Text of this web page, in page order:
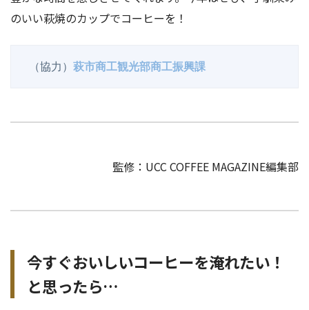
のいい萩焼のカップでコーヒーを！
（協力） 萩市商工観光部商工振興課
監修：UCC COFFEE MAGAZINE編集部
今すぐおいしいコーヒーを淹れたい！
と思ったら…